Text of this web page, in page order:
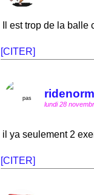
Il est trop de la
[CITER]
lundi 28
il ya seulement 2
[CITER]